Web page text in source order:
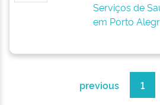
Serviços de
em Porto
previous 1